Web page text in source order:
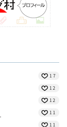
17
12
12
11
11